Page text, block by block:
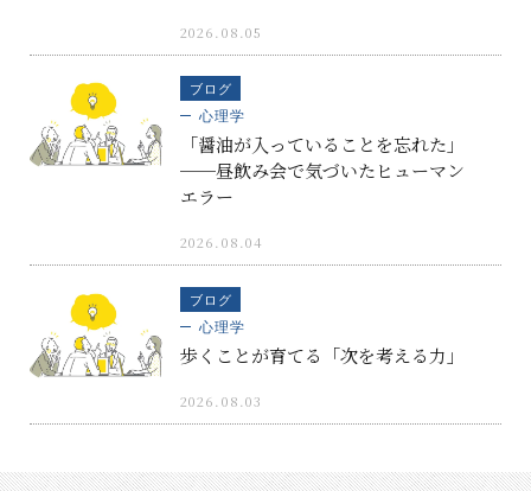
2026.08.05
ブログ
心理学
「醤油が入っていることを忘れた」
──昼飲み会で気づいたヒューマン
エラー
2026.08.04
ブログ
心理学
歩くことが育てる「次を考える力」
2026.08.03